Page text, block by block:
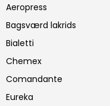
Aeropress
Bagsværd lakrids
Bialetti
Chemex
Comandante
Eureka